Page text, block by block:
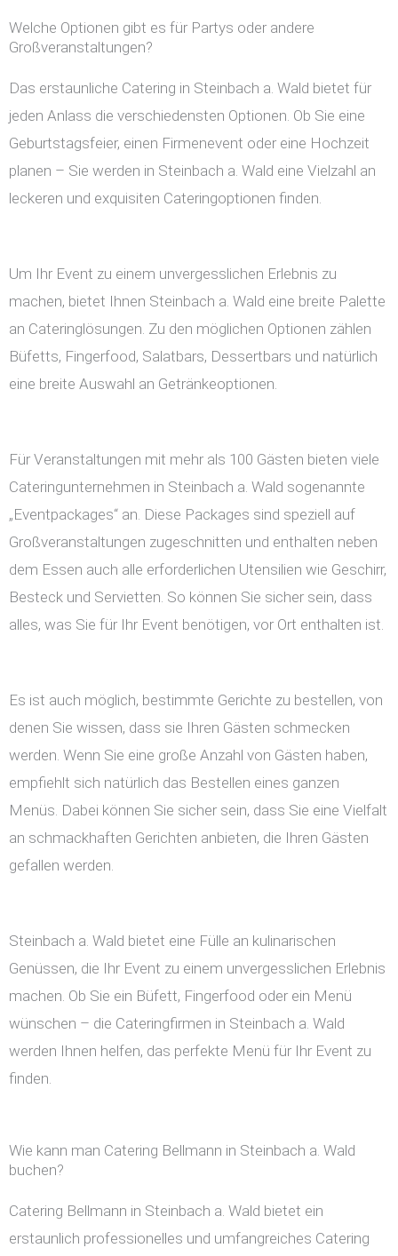
Welche Optionen gibt es für Partys oder andere
Großveranstaltungen?
Das erstaunliche Catering in Steinbach a. Wald bietet für
jeden Anlass die verschiedensten Optionen. Ob Sie eine
Geburtstagsfeier, einen Firmenevent oder eine Hochzeit
planen – Sie werden in Steinbach a. Wald eine Vielzahl an
leckeren und exquisiten Cateringoptionen finden.
Um Ihr Event zu einem unvergesslichen Erlebnis zu
machen, bietet Ihnen Steinbach a. Wald eine breite Palette
an Cateringlösungen. Zu den möglichen Optionen zählen
Büfetts, Fingerfood, Salatbars, Dessertbars und natürlich
eine breite Auswahl an Getränkeoptionen.
Für Veranstaltungen mit mehr als 100 Gästen bieten viele
Cateringunternehmen in Steinbach a. Wald sogenannte
„Eventpackages“ an. Diese Packages sind speziell auf
Großveranstaltungen zugeschnitten und enthalten neben
dem Essen auch alle erforderlichen Utensilien wie Geschirr,
Besteck und Servietten. So können Sie sicher sein, dass
alles, was Sie für Ihr Event benötigen, vor Ort enthalten ist.
Es ist auch möglich, bestimmte Gerichte zu bestellen, von
denen Sie wissen, dass sie Ihren Gästen schmecken
werden. Wenn Sie eine große Anzahl von Gästen haben,
empfiehlt sich natürlich das Bestellen eines ganzen
Menüs. Dabei können Sie sicher sein, dass Sie eine Vielfalt
an schmackhaften Gerichten anbieten, die Ihren Gästen
gefallen werden.
Steinbach a. Wald bietet eine Fülle an kulinarischen
Genüssen, die Ihr Event zu einem unvergesslichen Erlebnis
machen. Ob Sie ein Büfett, Fingerfood oder ein Menü
wünschen – die Cateringfirmen in Steinbach a. Wald
werden Ihnen helfen, das perfekte Menü für Ihr Event zu
finden.
Wie kann man Catering Bellmann in Steinbach a. Wald
buchen?
Catering Bellmann in Steinbach a. Wald bietet ein
erstaunlich professionelles und umfangreiches Catering